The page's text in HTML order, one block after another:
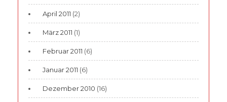
April 2011 (2)
März 2011 (1)
Februar 2011 (6)
Januar 2011 (6)
Dezember 2010 (16)